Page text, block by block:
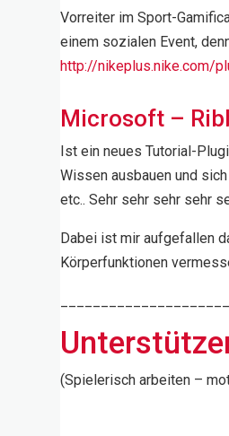
Vorreiter im Sport-
einem sozialen Event,
http://nikeplus.nike.com/
Microsoft –
Ist ein neues Tutorial-
Wissen ausbauen und
etc.. Sehr sehr sehr sehr
Dabei ist mir aufgefallen
Körperfunktionen
(Spielerisch arbeiten –